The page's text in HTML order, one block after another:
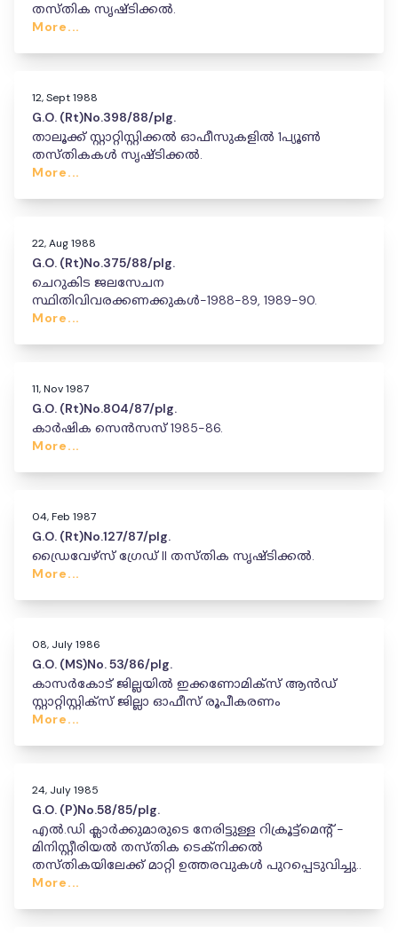
തസ്തിക സൃഷ്ടിക്കൽ.
More...
12, Sept 1988
G.O. (Rt)No.398/88/plg.
താലൂക്ക് സ്റ്റാറ്റിസ്റ്റിക്കൽ ഓഫീസുകളിൽ 1പ്യൂൺ
തസ്തികകൾ സൃഷ്ടിക്കൽ.
More...
22, Aug 1988
G.O. (Rt)No.375/88/plg.
ചെറുകിട ജലസേചന
സ്ഥിതിവിവരക്കണക്കുകൾ-1988-89, 1989-90.
More...
11, Nov 1987
G.O. (Rt)No.804/87/plg.
കാർഷിക സെൻസസ് 1985-86.
More...
04, Feb 1987
G.O. (Rt)No.127/87/plg.
ഡ്രൈവേഴ്സ് ഗ്രേഡ് II തസ്തിക സൃഷ്ടിക്കൽ.
More...
08, July 1986
G.O. (MS)No. 53/86/plg.
കാസർകോട് ജില്ലയിൽ ഇക്കണോമിക്‌സ് ആൻഡ്
സ്റ്റാറ്റിസ്റ്റിക്‌സ് ജില്ലാ ഓഫീസ് രൂപീകരണം
More...
24, July 1985
G.O. (P)No.58/85/plg.
എൽ.ഡി ക്ലാർക്കുമാരുടെ നേരിട്ടുള്ള റിക്രൂട്ട്‌മെന്റ് -
മിനിസ്റ്റീരിയൽ തസ്തിക ടെക്‌നിക്കൽ
തസ്തികയിലേക്ക് മാറ്റി ഉത്തരവുകൾ പുറപ്പെടുവിച്ചു..
More...